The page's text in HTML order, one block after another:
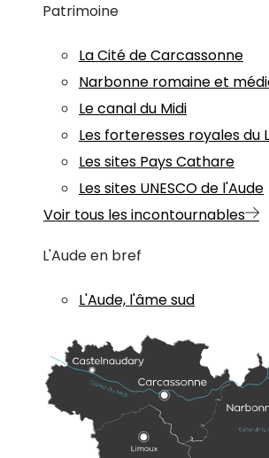
Patrimoine
La Cité de Carcassonne
Narbonne romaine et
Le canal du Midi
Les forteresses royales du
Les sites Pays Cathare
Les sites UNESCO de l'Aude
Voir tous les incontournables
L'Aude en bref
L'Aude, l'âme sud